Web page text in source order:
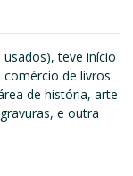
teve início
comércio de livros
de história, arte
e outra